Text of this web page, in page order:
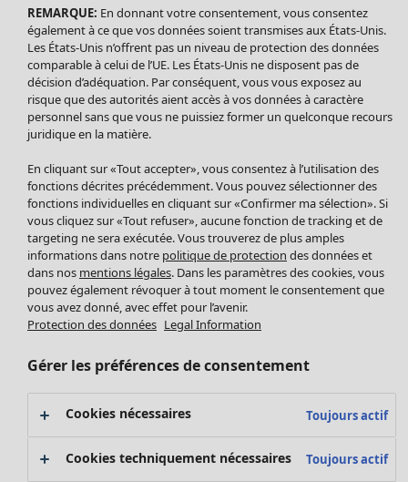
Gilets
Pantalon
Jupes
Manteaux & vestes
Leggings et collants
Accessoires
Chaussures
Vêtements de bain
Basics
Soldes Mobilier
Bonnes affaires déco
Décoration
Textiles
Tapis
Éponge
Promos SOLDES
Les promos de Gudrun Sjödén
REMARQUE: En donnant votre consentement, vous consentez
également à ce que vos données soient transmises aux États-Unis.
Les États-Unis n’offrent pas un niveau de protection des données
comparable à celui de l’UE. Les États-Unis ne disposent pas de
décision d’adéquation. Par conséquent, vous vous exposez au
risque que des autorités aient accès à vos données à caractère
personnel sans que vous ne puissiez former un quelconque recours
juridique en la matière.
En cliquant sur «Tout accepter», vous consentez à l’utilisation des
fonctions décrites précédemment. Vous pouvez sélectionner des
fonctions individuelles en cliquant sur «Confirmer ma sélection». Si
vous cliquez sur «Tout refuser», aucune fonction de tracking et de
targeting ne sera exécutée. Vous trouverez de plus amples
informations dans notre politique de protection des données et
dans nos mentions légales. Dans les paramètres des cookies, vous
pouvez également révoquer à tout moment le consentement que
vous avez donné, avec effet pour l’avenir.
Protection des données Legal Information
Gérer les préférences de consentement
Cookies nécessaires Toujours actif
Cookies techniquement nécessaires Toujours actif